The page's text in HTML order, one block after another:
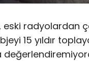
eski radyolardan
15 yıldır